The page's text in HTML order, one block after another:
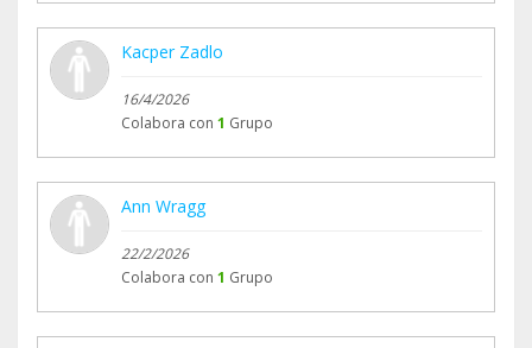
Kacper Zadlo
16/4/2026
Colabora con 1 Grupo
Ann Wragg
22/2/2026
Colabora con 1 Grupo